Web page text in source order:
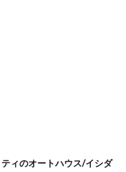
ィのオートハウス/イシダ